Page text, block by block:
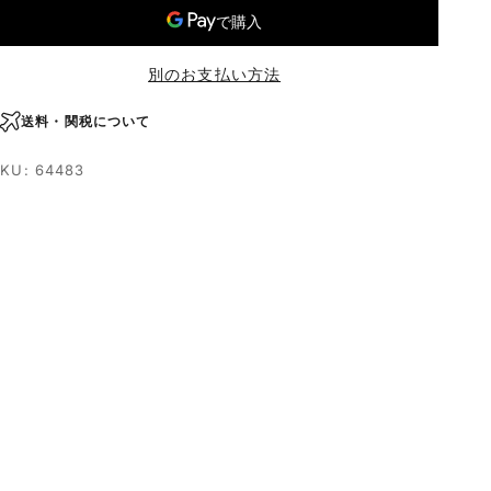
別のお支払い方法
送料・関税について
64483